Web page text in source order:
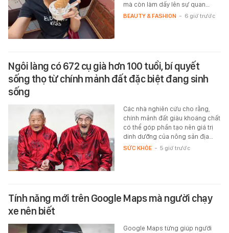
mà còn làm dấy lên sự quan…
BEAUTY & FASHION - 6 giờ trước
Ngôi làng có 672 cụ già hơn 100 tuổi, bí quyết
sống thọ từ chính mảnh đất đặc biệt đang sinh
sống
Các nhà nghiên cứu cho rằng,
chính mảnh đất giàu khoáng chất
có thể góp phần tạo nên giá trị
dinh dưỡng của nông sản địa…
SỨC KHỎE - 5 giờ trước
Tính năng mới trên Google Maps mà người chạy
xe nên biết
Google Maps từng giúp người